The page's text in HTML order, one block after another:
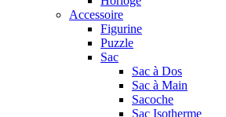
Accessoire
Figurine
Puzzle
Sac
Sac à Dos
Sac à Main
Sacoche
Sac Isotherme